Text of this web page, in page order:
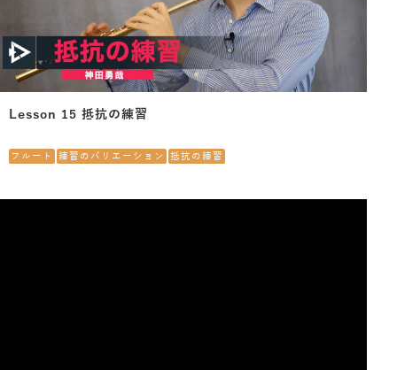
Lesson 15 抵抗の練習
フルート 練習のバリエーション 抵抗の練習